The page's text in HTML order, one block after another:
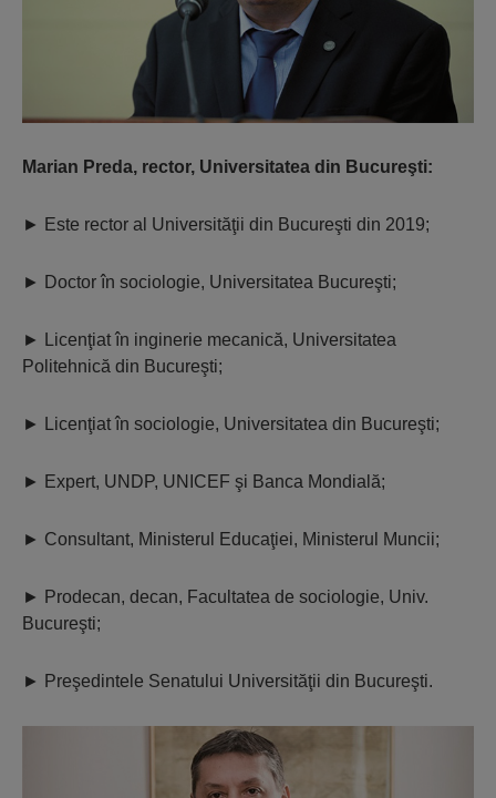
Marian Preda, rector, Universitatea din Bucureşti:
► Este rector al Universităţii din Bucureşti din 2019;
► Doctor în sociologie, Universitatea Bucureşti;
►
Licenţiat în inginerie mecanică, Universitatea
Politehnică din Bucureşti;
► Licenţiat în sociologie, Universitatea din Bucureşti;
► Expert, UNDP, UNICEF şi Banca Mondială;
► Consultant, Ministerul Educaţiei, Ministerul Muncii;
►
Prodecan, decan, Facultatea de sociologie, Univ.
Bucureşti;
► Preşedintele Senatului Universităţii din Bucureşti.